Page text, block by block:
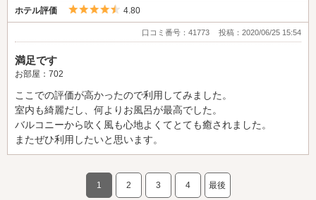
マイナスな所は、ピロケースがやぶれてた。
次は901に行きたいな。
ホテル評価 5つ星のうち4.5
4.80
口コミ番号：41773 投稿：2020/06/25 15:54
満足です
お部屋：702
ここでの評価が高かったので利用してみました。
室内も綺麗だし、何よりお風呂が最高でした。
バルコニーから吹く風も心地よくてとても癒されました。
またぜひ利用したいと思います。
1 2 3 4 最後